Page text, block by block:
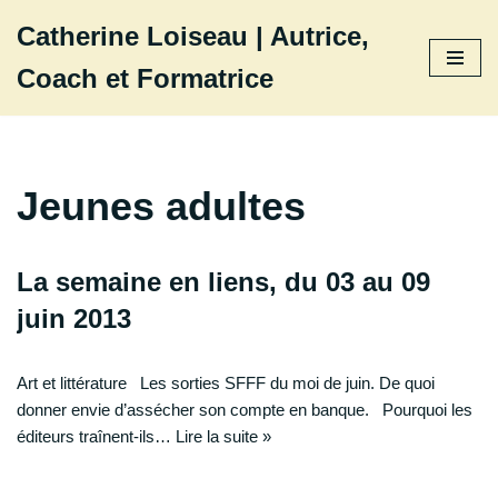
au
contenu
Catherine Loiseau | Autrice,
Coach et Formatrice
Jeunes adultes
La semaine en liens, du 03 au 09
juin 2013
Art et littérature Les sorties SFFF du moi de juin. De quoi
donner envie d’assécher son compte en banque. Pourquoi les
éditeurs traînent-ils… Lire la suite »